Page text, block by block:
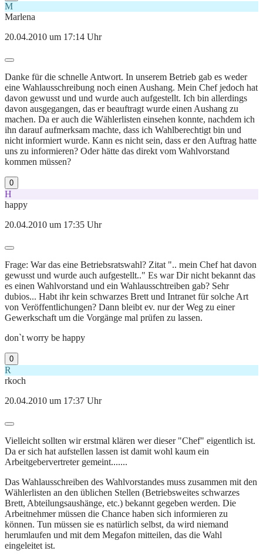
M
Marlena
20.04.2010 um 17:14 Uhr
Danke für die schnelle Antwort. In unserem Betrieb gab es weder
eine Wahlausschreibung noch einen Aushang. Mein Chef jedoch hat
davon gewusst und und wurde auch aufgestellt. Ich bin allerdings
davon ausgegangen, das er beauftragt wurde einen Aushang zu
machen. Da er auch die Wählerlisten einsehen konnte, nachdem ich
ihn darauf aufmerksam machte, dass ich Wahlberechtigt bin und
nicht informiert wurde. Kann es nicht sein, dass er den Auftrag hatte
uns zu informieren? Oder hätte das direkt vom Wahlvorstand
kommen müssen?
0
H
happy
20.04.2010 um 17:35 Uhr
Frage: War das eine Betriebsratswahl? Zitat ".. mein Chef hat davon
gewusst und wurde auch aufgestellt.." Es war Dir nicht bekannt das
es einen Wahlvorstand und ein Wahlausschtreiben gab? Sehr
dubios... Habt ihr kein schwarzes Brett und Intranet für solche Art
von Veröffentlichungen? Dann bleibt ev. nur der Weg zu einer
Gewerkschaft um die Vorgänge mal prüfen zu lassen.
don`t worry be happy
0
R
rkoch
20.04.2010 um 17:37 Uhr
Vielleicht sollten wir erstmal klären wer dieser "Chef" eigentlich ist.
Da er sich hat aufstellen lassen ist damit wohl kaum ein
Arbeitgebervertreter gemeint.......
Das Wahlausschreiben des Wahlvorstandes muss zusammen mit den
Wählerlisten an den üblichen Stellen (Betriebsweites schwarzes
Brett, Abteilungsaushänge, etc.) bekannt gegeben werden. Die
Arbeitnehmer müssen die Chance haben sich informieren zu
können. Tun müssen sie es natürlich selbst, da wird niemand
herumlaufen und mit dem Megafon mitteilen, das die Wahl
eingeleitet ist.